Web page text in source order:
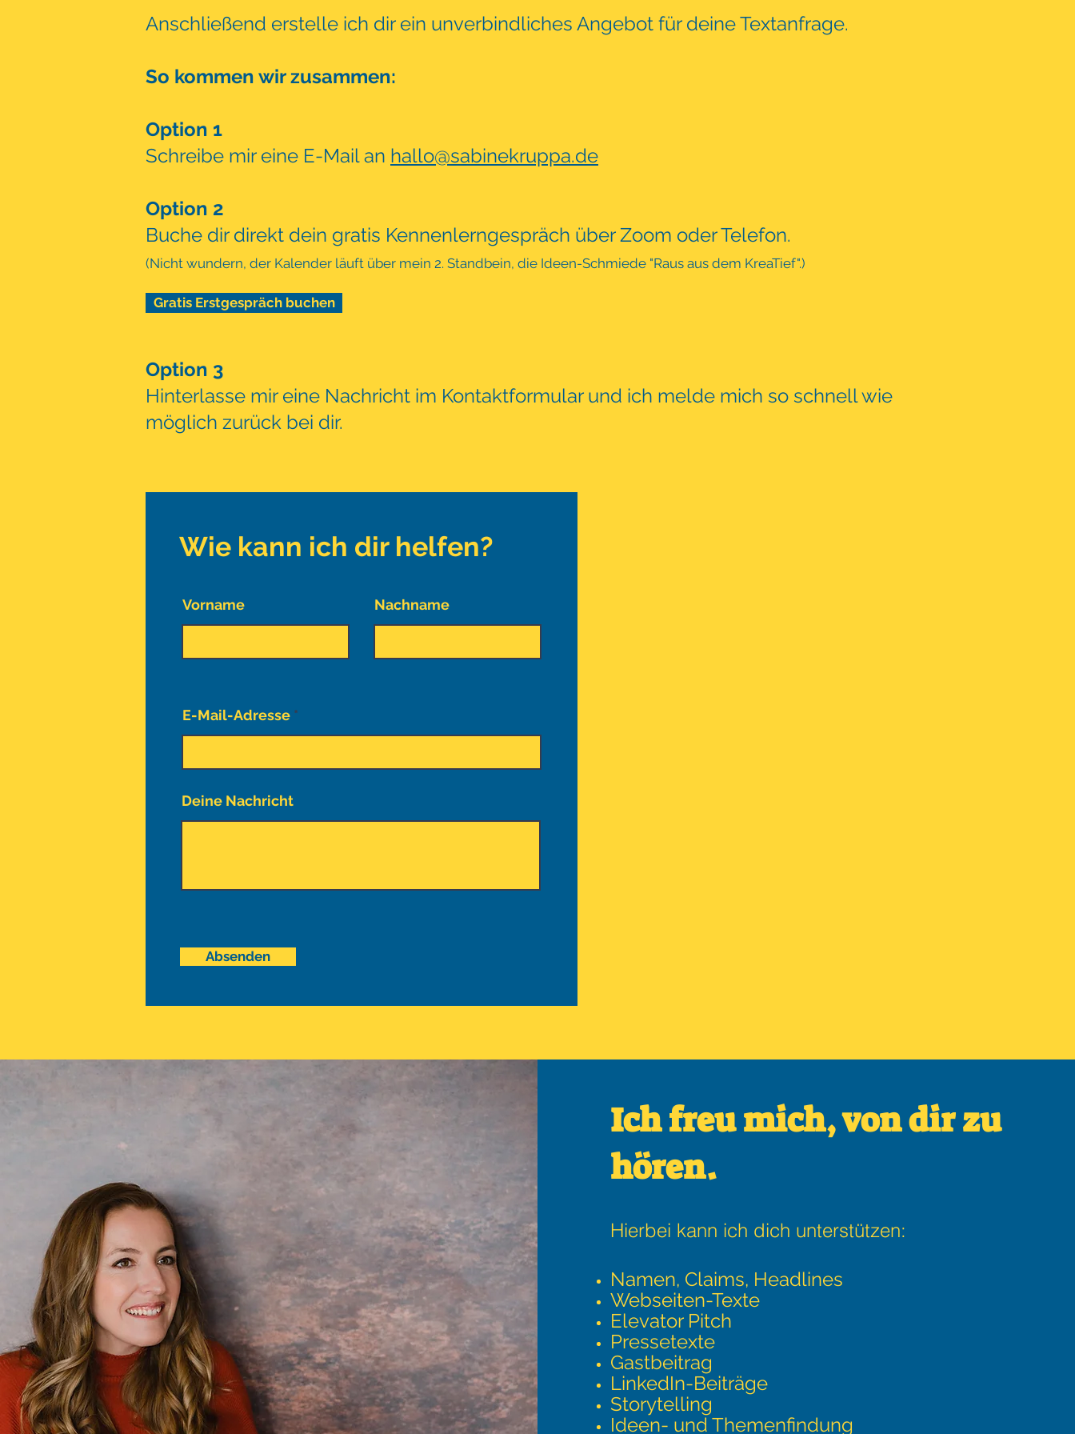
Anschließend erstelle ich dir ein unverbindliches Angebot für deine Textanfrage.
So kommen wir zusammen:
Option 1
Schreibe mir eine E-Mail an hallo@sabinekruppa.de
Option 2
Buche dir direkt dein gratis Kennenlerngespräch über Zoom oder Telefon.
(Nicht wundern, der Kalender läuft über mein 2. Standbein, die Ideen-Schmiede "Raus aus dem KreaTief".)
Option 3
Hinterlasse mir eine Nachricht im Kontaktformular und ich melde mich so schnell wie
möglich zurück bei dir.
Gratis Erstgespräch buchen
Wie kann ich dir helfen?
Vorname Nachname
E-Mail-Adresse
Deine Nachricht
Absenden
Ich freu mich, von dir zu
hören.
Hierbei kann ich dich unterstützen:
Namen, Claims, Headlines
Webseiten-Texte
Elevator Pitch
Pressetexte
Gastbeitrag
LinkedIn-Beiträge
Storytelling
Ideen- und Themenfindung